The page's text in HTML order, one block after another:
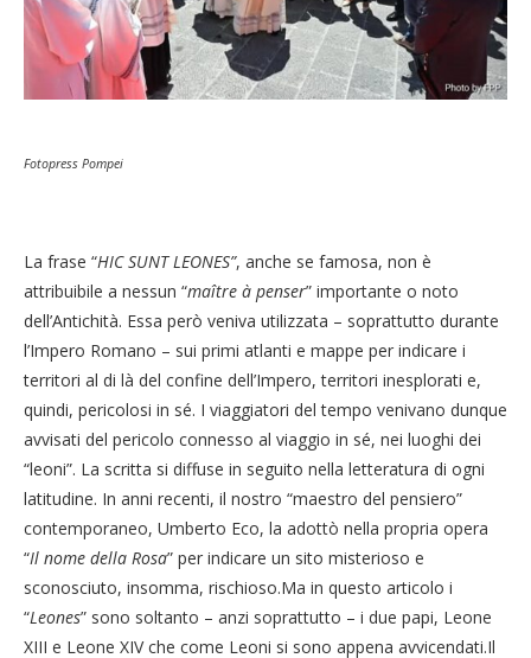
Fotopress Pompei
La frase “HIC SUNT LEONES”, anche se famosa, non è
attribuibile a nessun “maître à penser” importante o noto
dell’Antichità. Essa però veniva utilizzata – soprattutto durante
l’Impero Romano – sui primi atlanti e mappe per indicare i
territori al di là del confine dell’Impero, territori inesplorati e,
quindi, pericolosi in sé. I viaggiatori del tempo venivano dunque
avvisati del pericolo connesso al viaggio in sé, nei luoghi dei
“leoni”. La scritta si diffuse in seguito nella letteratura di ogni
latitudine. In anni recenti, il nostro “maestro del pensiero”
contemporaneo, Umberto Eco, la adottò nella propria opera
“Il nome della Rosa” per indicare un sito misterioso e
sconosciuto, insomma, rischioso.Ma in questo articolo i
“Leones” sono soltanto – anzi soprattutto – i due papi, Leone
XIII e Leone XIV che come Leoni si sono appena avvicendati.Il